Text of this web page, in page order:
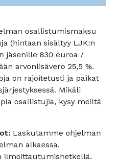
osallistumismaksu
(hintaan sisältyy LJK:n
jäsenille 830 euroa /
arvonlisävero 25,5 %.
on rajoitetusti ja paikat
Mikäli
osallistujia, kysy meiltä
Laskutamme ohjelman
alkaessa.
ilmoittautumishetkellä.